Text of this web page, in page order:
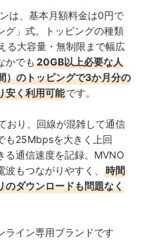
は、基本月額料金は0円で
グ」式。トッピングの種類
る大容量・無制限まで幅広
かでも 20GB以上必要な人
のトッピングで3か月分の
安く利用可能です。
おり、回線が混雑して通信
も25Mbpsを大きく上回
る通信速度を記録。MVNO
もつながりやすく、
時間
のダウンロードも問題なく
ライン専用ブランドです